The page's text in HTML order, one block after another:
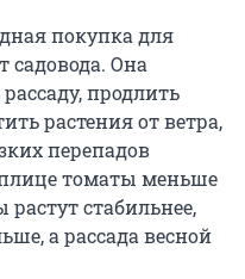
покупка для
садовода. Она
продлить
растения от ветра,
перепадов
томаты меньше
стабильнее,
а рассада весной